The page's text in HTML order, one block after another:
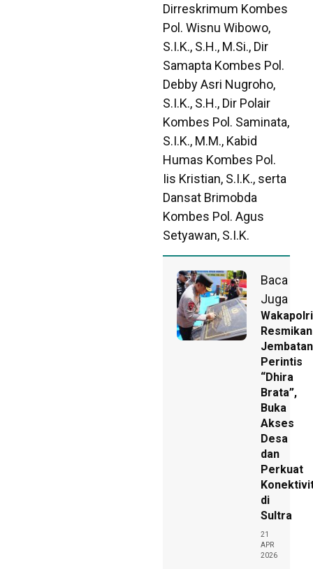
Dirreskrimum Kombes
Pol. Wisnu Wibowo,
S.I.K., S.H., M.Si., Dir
Samapta Kombes Pol.
Debby Asri Nugroho,
S.I.K., S.H., Dir Polair
Kombes Pol. Saminata,
S.I.K., M.M., Kabid
Humas Kombes Pol.
Iis Kristian, S.I.K., serta
Dansat Brimobda
Kombes Pol. Agus
Setyawan, S.I.K.
Baca
Juga
Wakapolri
Resmikan
Jembatan
Perintis
“Dhira
Brata”,
Buka
Akses
Desa
dan
Perkuat
di
Sultra
21
APR
2026